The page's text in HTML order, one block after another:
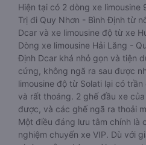
Hiện tại có 2 dòng xe limousine
Trị đi Quy Nhơn - Bình Định từ
Dcar và xe limousine độ từ xe
Dòng xe limousine Hải Lăng -
Định Dcar khá nhỏ gọn và tiện
cứng, không ngã ra sau được
limousine độ từ Solati lại có
và rất thoáng. 2 ghế đầu xe
được, và các ghế ngã ra thoải
Một điều đáng lưu tâm chính là
nghiệm chuyến xe VIP. Dù với